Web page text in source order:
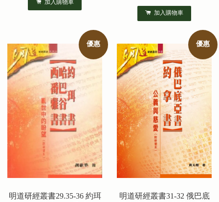
加入購物車
加入購物車
優惠
明道研經叢書29.35-36 約珥
優惠
明道研經叢書31-32 俄巴底